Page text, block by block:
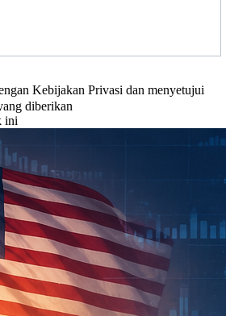
Kebijakan Privasi dan menyetujui
diberikan
ini